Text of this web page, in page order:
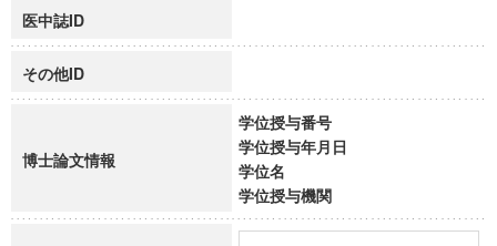
医中誌ID
その他ID
博士論文情報
学位授与番号
学位授与年月日
学位名
学位授与機関